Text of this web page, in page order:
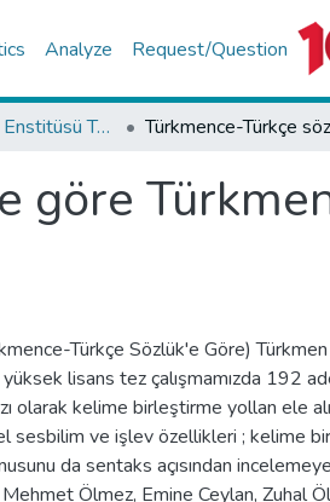
Analyze Request/Question
Sosyal Bilimler Enstitüsü Tez Koleksiyonu
göre
Türkçe Sözlük'e Göre)
yüksek lisans tez çalışmamızda 192
olarak kelime birleştirme yollan ele
sesbilim ve işlev özellikleri ; kelime
da sentaks açısından incelemeye
Ölmez, Emine Ceylan, Zuhal